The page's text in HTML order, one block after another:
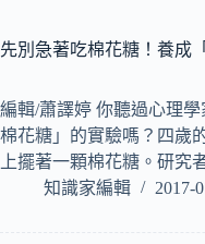
先別急著吃棉花糖！養成
編輯/蕭譯婷 你聽過心理學
棉花糖」的實驗嗎？四歲
上擺著一顆棉花糖。研
知識家編輯
2017-